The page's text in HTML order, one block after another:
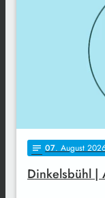
notes 07. August
Dinkelsbühl |